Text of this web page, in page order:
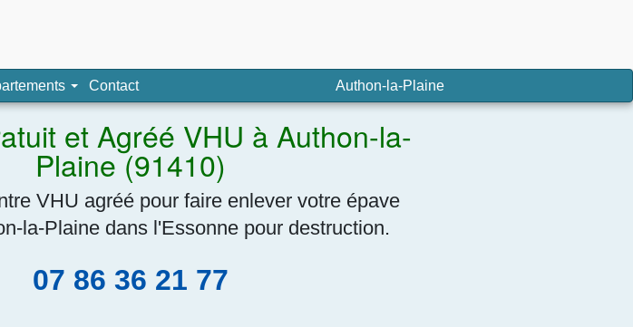
Navigation
Contact Authon-la-Plaine
et Agréé VHU à Authon-la-
Plaine (91410)
VHU agréé pour faire enlever votre épave
la-Plaine dans l'Essonne pour destruction.
07 86 36 21 77